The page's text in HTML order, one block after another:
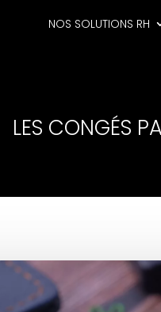
NOS SOLUTIONS RH
LES CONGÉS